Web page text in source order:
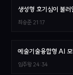
생성형 호기심이 불러
최승준 21:17
예술기술융합형 AI
임주왕 24:34